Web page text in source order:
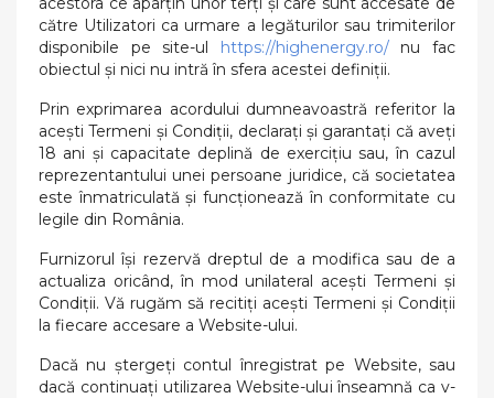
către Utilizatori ca urmare a legăturilor sau trimiterilor
disponibile pe site-ul https://highenergy.ro/nu fac
obiectul și nici nu intră în sfera acestei definiții.
Prin exprimarea acordului dumneavoastră referitor la
acești Termeni și Condiții, declarați și garantați că aveți
18 ani și capacitate deplină de exercițiu sau, în cazul
reprezentantului unei persoane juridice, că societatea
este înmatriculată și funcționează în conformitate cu
legile din România.
Furnizorul își rezervă dreptul de a modifica sau de a
actualiza oricând, în mod unilateral acești Termeni și
Condiții. Vă rugăm să recitiți acești Termeni și Condiții
la fiecare accesare a Website-ului.
Dacă nu ștergeți contul înregistrat pe Website, sau
dacă continuați utilizarea Website-ului înseamnă ca v-